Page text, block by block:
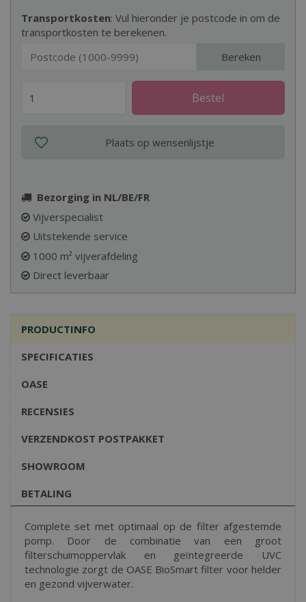
Transportkosten: Vul hieronder je postcode in om de
transportkosten te berekenen.
Bereken
Bezorging in NL/BE/FR
Vijverspecialist
Uitstekende service
1000 m² vijverafdeling
Direct leverbaar
PRODUCTINFO
SPECIFICATIES
OASE
RECENSIES
VERZENDKOST POSTPAKKET
SHOWROOM
BETALING
Complete set met optimaal op de filter afgestemde
pomp. Door de combinatie van een groot
filterschuimoppervlak en geïntegreerde UVC
technologie zorgt de OASE BioSmart filter voor helder
en gezond vijverwater.